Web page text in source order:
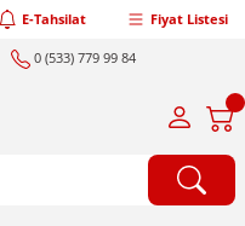
E-Tahsilat Fiyat Listesi
0 (533) 779 99 84